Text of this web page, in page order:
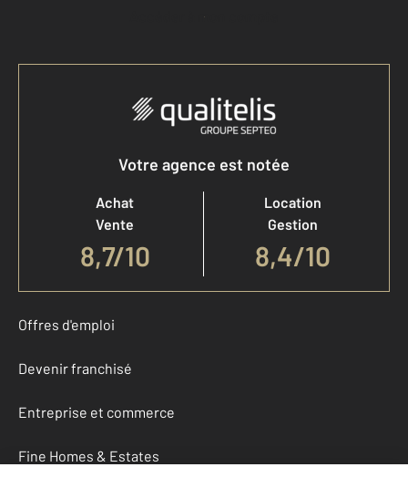
Accéder à mon compte
Votre agence est notée
Achat
Vente
8,7/10
Location
Gestion
8,4/10
Offres d'emploi
Devenir franchisé
Entreprise et commerce
Fine Homes & Estates